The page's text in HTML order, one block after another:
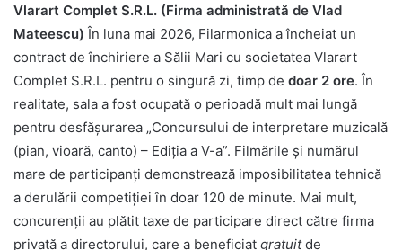
Vlarart Complet S.R.L. (Firma administrată de Vlad
Mateescu) În luna mai 2026, Filarmonica a încheiat un
contract de închiriere a Sălii Mari cu societatea Vlarart
Complet S.R.L. pentru o singură zi, timp de doar 2 ore. În
realitate, sala a fost ocupată o perioadă mult mai lungă
pentru desfășurarea „Concursului de interpretare muzicală
(pian, vioară, canto) – Ediția a V-a”. Filmările și numărul
mare de participanți demonstrează imposibilitatea tehnică
a derulării competiției în doar 120 de minute. Mai mult,
concurenții au plătit taxe de participare direct către firma
privată a directorului, care a beneficiat gratuitde